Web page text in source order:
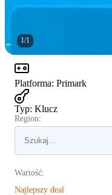
1/1
Platforma: Primark
Typ: Klucz
Region:
Wartość:
Najlepszy deal